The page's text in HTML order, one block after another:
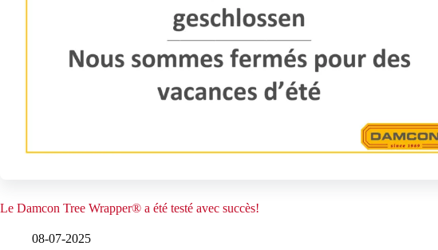
Le Damcon Tree Wrapper® a été testé avec succès!
08-07-2025